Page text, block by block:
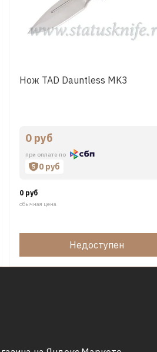
Нож TAD Dauntless MK3
0 руб
при оплате по
0 руб
0 руб
обычная цена
Недоступен